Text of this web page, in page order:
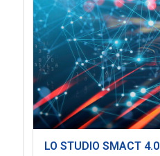
LO STUDIO SMACT 4.0